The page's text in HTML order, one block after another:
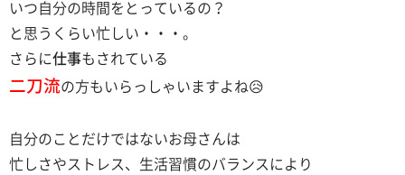
いつ自分の時間をとっているの？
と思うくらい忙しい・・・。
さらに仕事もされている
二刀流の方もいらっしゃいますよね😥
自分のことだけではないお母さんは
忙しさやストレス、生活習慣のバランスにより